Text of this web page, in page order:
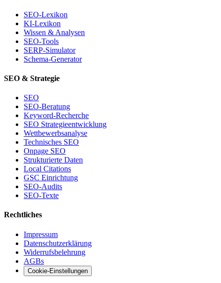
SEO-Lexikon
KI-Lexikon
Wissen & Analysen
SEO-Tools
SERP-Simulator
Schema-Generator
SEO & Strategie
SEO
SEO-Beratung
Keyword-Recherche
SEO Strategieentwicklung
Wettbewerbsanalyse
Technisches SEO
Onpage SEO
Strukturierte Daten
Local Citations
GSC Einrichtung
SEO-Audits
SEO-Texte
Rechtliches
Impressum
Datenschutzerklärung
Widerrufsbelehrung
AGBs
Cookie-Einstellungen